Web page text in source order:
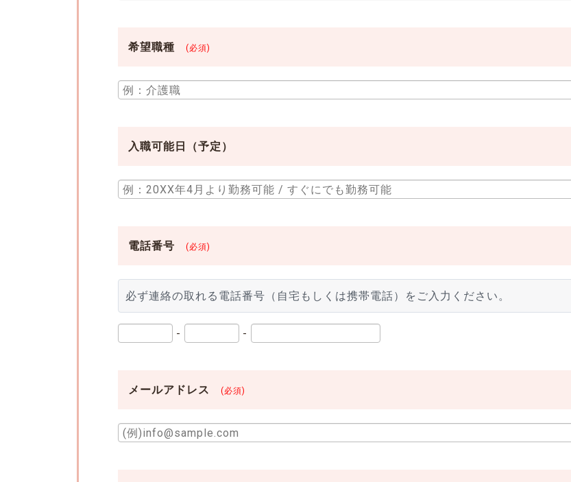
希望職種 (必須)
入職可能日（予定）
電話番号 (必須)
必ず連絡の取れる電話番号（自宅もしくは携帯電話）をご入力ください。
- -
メールアドレス (必須)